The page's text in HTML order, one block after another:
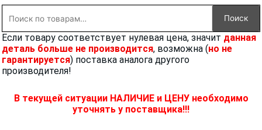
Поиск
Если товару соответствует нулевая цена, значит данная
деталь больше не производится, возможна (но не
гарантируется) поставка аналога другого
производителя!
В текущей ситуации НАЛИЧИЕ и ЦЕНУ необходимо
уточнять у поставщика!!!